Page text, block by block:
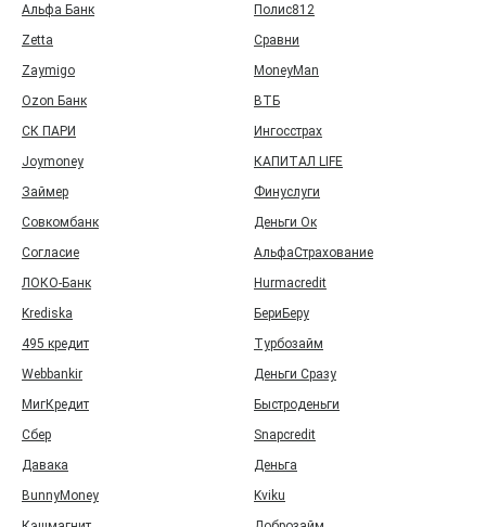
Альфа Банк
Полис812
Zetta
Сравни
Zaymigo
MoneyMan
Ozon Банк
ВТБ
СК ПАРИ
Ингосстрах
Joymoney
КАПИТАЛ LIFE
Займер
Финуслуги
Совкомбанк
Деньги Ок
Согласие
АльфаСтрахование
ЛОКО-Банк
Hurmacredit
Krediska
БериБеру
495 кредит
Турбозайм
Webbankir
Деньги Сразу
МигКредит
Быстроденьги
Сбер
Snapcredit
Давака
Деньга
BunnyMoney
Kviku